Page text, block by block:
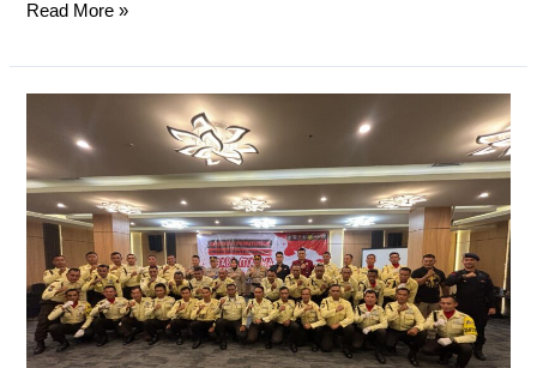
Read More »
Madya
PT.
Mahawangsa